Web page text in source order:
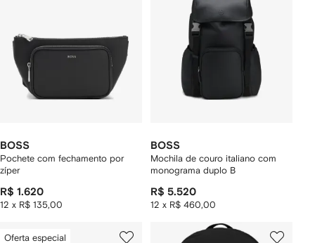
BOSS
Pochete com fechamento por
zíper
R$ 1.620
12 x R$ 135,00
BOSS
Mochila de couro italiano com
monograma duplo B
R$ 5.520
12 x R$ 460,00
Oferta especial